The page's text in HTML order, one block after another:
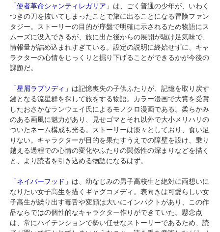
「使者革命シャンティレガリア」 は、ごく普通の少年が、いわく
つきの刀を抜いてしまったことで旅に出ることになる冒険ファン
タジー。ストーリーの目的が序盤で明確に示されるため物語にス
ムーズに没入できるが、旅に出た後からの展開が駆け足気味で、
情報量が詰め込まれすぎている。設定の説明に終始せずに、キャ
ラクターの心情をじっくりと掘り下げることができるかが今後の
課題だ。
「星屑ラプソディ」 は記憶喪失の子供ふたりが、記憶を取り戻す
鍵となる流星群を探して旅をする物語。カラー漫画で大賞を受賞
したおさかなランウェイ氏によるモノクロ漫画である。柔らかみ
のある画風に魅力があり、見せゴマとそれ以外で大小メリハリの
ついたネーム構成も光る。ストーリーは淡々としており、食い足
りない。キャラクターが目的を果たすうえでの障壁を設け、乗り
越える過程での心情の変化やふたりの関係性の深まりなどを描く
と、より読者を引き込める物語になるはず。
「ネイバーフッド」 は、幼なじみの男子高校生と絶対に両想いに
なりたい女子高生を描くギャグコメディ。表向きは可愛らしい女
子高生が繰り出す毒舌や変顔は大いにインパクトがあり、この作
品ならではの個性的なキャラクター作りができていた。懸念点
は、常にハイテンションで勢い任せなストーリーであるため、読